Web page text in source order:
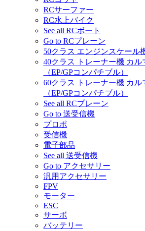
RCサーファー
RC水上バイク
See all RCボート
Go to RCプレーン
50クラス エンジンスケール
40クラス トレーナー機 カ
（EP/GPコンパチブル）
60クラス トレーナー機 カ
（EP/GPコンパチブル）
See all RCプレーン
Go to 送受信機
プロポ
受信機
電子部品
See all 送受信機
Go to アクセサリー
汎用アクセサリー
FPV
モーター
ESC
サーボ
バッテリー